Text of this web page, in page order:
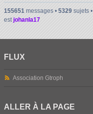
155651 messages • 5329 sujets •
estjohanla17
FLUX
Association Gtroph
ALLER À LA PAGE